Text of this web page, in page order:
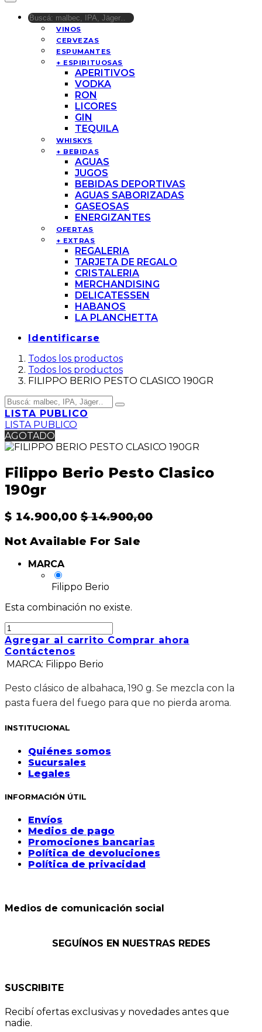
VINOS
CERVEZAS
ESPUMANTES
+ ESPIRITUOSAS
APERITIVOS
VODKA
RON
LICORES
GIN
TEQUILA
WHISKYS
+ BEBIDAS
AGUAS
JUGOS
BEBIDAS DEPORTIVAS
AGUAS SABORIZADAS
GASEOSAS
ENERGIZANTES
OFERTAS
+ EXTRAS
REGALERIA
TARJETA DE REGALO
CRISTALERIA
MERCHANDISING
DELICATESSEN
HABANOS
LA PLANCHETTA
Identificarse
Todos los productos
Todos los productos
FILIPPO BERIO PESTO CLASICO 190GR
LISTA PUBLICO
LISTA PUBLICO
AGOTADO
Filippo Berio Pesto Clasico
190gr
$ 14.900,00 $14.900,00
Not Available For Sale
MARCA
Filippo Berio
Esta combinación no existe.
Agregar al carrito Comprar ahora
Contáctenos
MARCA: Filippo Berio
Pesto clásico de albahaca, 190 g. Se mezcla con la
pasta fuera del fuego para que no pierda aroma.
INSTITUCIONAL
Quiénes somos
Sucursales
Legales
INFORMACIÓN ÚTIL
Envíos
Medios de pago
Promociones bancarias
Política de devoluciones
Política de privacidad
Medios de comunicación social
SEGUÍNOS EN NUESTRAS REDES
SUSCRIBITE
Recibí ofertas exclusivas y novedades antes que
nadie.